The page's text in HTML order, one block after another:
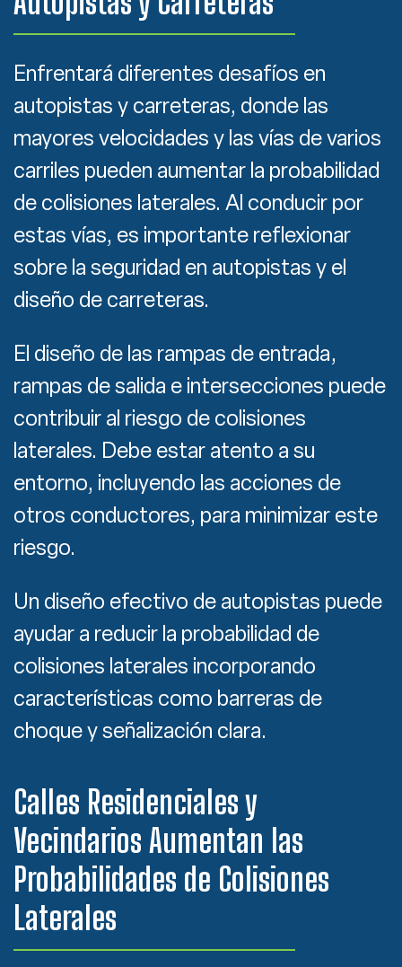
Enfrentará diferentes desafíos en
autopistas y carreteras, donde las
mayores velocidades y las vías de varios
carriles pueden aumentar la probabilidad
de colisiones laterales. Al conducir por
estas vías, es importante reflexionar
sobre la seguridad en autopistas y el
diseño de carreteras.
El diseño de las rampas de entrada,
rampas de salida e intersecciones puede
contribuir al riesgo de colisiones
laterales. Debe estar atento a su
entorno, incluyendo las acciones de
otros conductores, para minimizar este
riesgo.
Un diseño efectivo de autopistas puede
ayudar a reducir la probabilidad de
colisiones laterales incorporando
características como barreras de
choque y señalización clara.
Calles Residenciales y
Vecindarios Aumentan las
Probabilidades de Colisiones
Laterales